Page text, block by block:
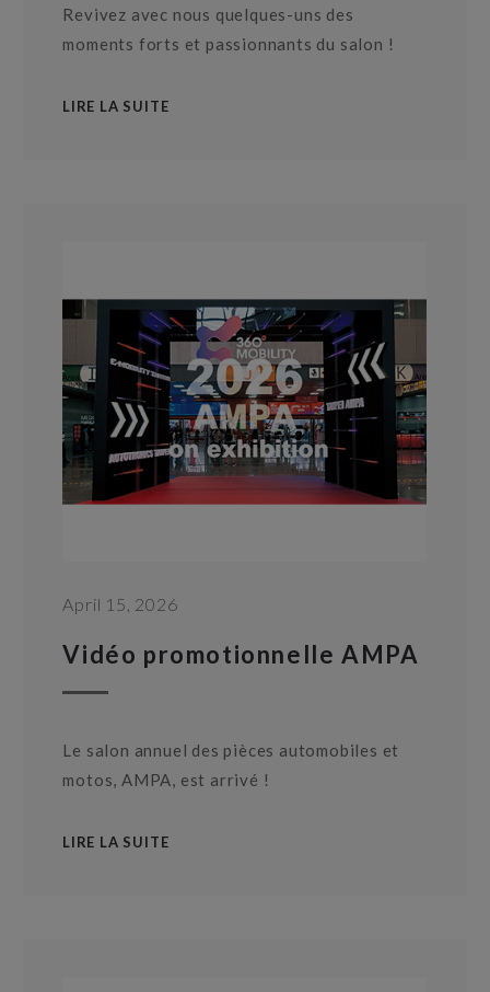
Revivez avec nous quelques-uns des
moments forts et passionnants du salon !
LIRE LA SUITE
April 15, 2026
Vidéo promotionnelle AMPA
Le salon annuel des pièces automobiles et
motos, AMPA, est arrivé !
LIRE LA SUITE